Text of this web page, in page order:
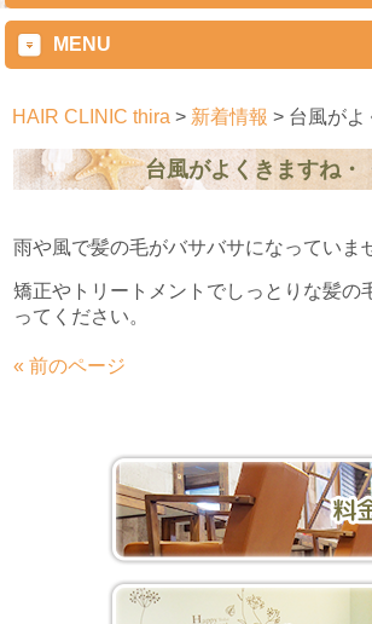
MENU
HAIR CLINIC thira > 新着情報 > 台風がよ
台風がよくきますね・
雨や風で髪の毛がバサバサになっていま
矯正やトリートメントでしっとりな髪の
ってください。
« 前のページ